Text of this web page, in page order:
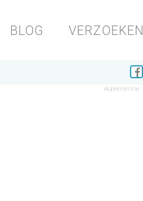
BLOG VERZOEKEN